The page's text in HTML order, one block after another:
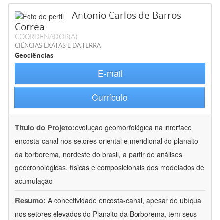
Antonio Carlos de Barros
Correa
COORDENADOR(A)
CIÊNCIAS EXATAS E DA TERRA
Geociências
E-mail
Currículo
Título do Projeto:evolução geomorfológica na interface
encosta-canal nos setores oriental e meridional do planalto
da borborema, nordeste do brasil, a partir de análises
geocronológicas, físicas e composicionais dos modelados de
acumulação
Resumo: A conectividade encosta-canal, apesar de ubíqua
nos setores elevados do Planalto da Borborema, tem seus